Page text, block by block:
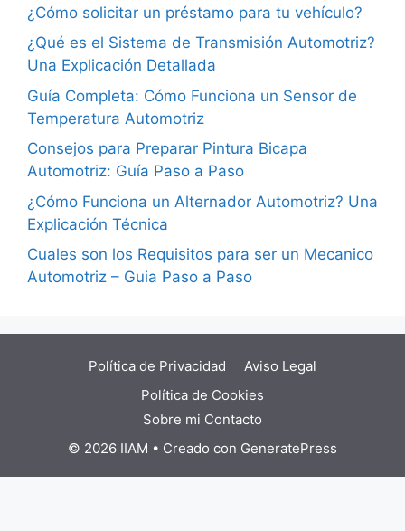
¿Cómo solicitar un préstamo para tu vehículo?
¿Qué es el Sistema de Transmisión Automotriz?
Una Explicación Detallada
Guía Completa: Cómo Funciona un Sensor de
Temperatura Automotriz
Consejos para Preparar Pintura Bicapa
Automotriz: Guía Paso a Paso
¿Cómo Funciona un Alternador Automotriz? Una
Explicación Técnica
Cuales son los Requisitos para ser un Mecanico
Automotriz – Guia Paso a Paso
Política de Privacidad
Aviso Legal
Política de Cookies
Sobre mi Contacto
© 2026 IIAM • Creado con GeneratePress